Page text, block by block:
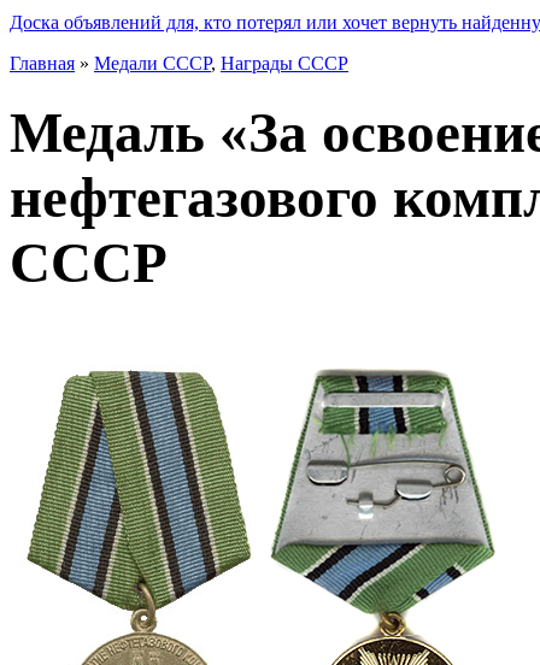
Доска объявлений для, кто потерял или хочет вернуть
Главная » Медали СССР, Награды СССР
Медаль «За
нефтегазового
СССР